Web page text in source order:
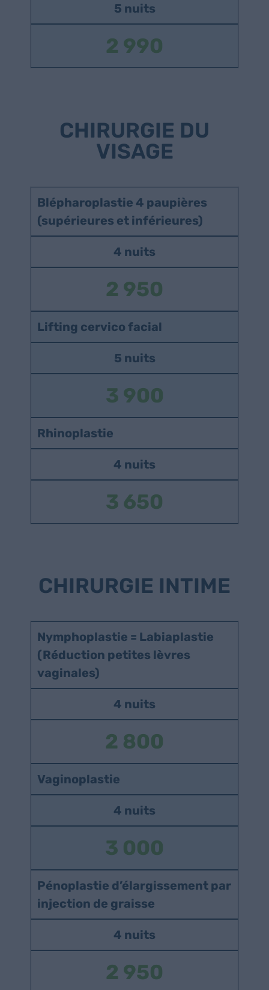
5 nuits
2 990
CHIRURGIE DU
VISAGE
Blépharoplastie 4 paupières
(supérieures et inférieures)
4 nuits
2 950
Lifting cervico facial
5 nuits
3 900
Rhinoplastie
4 nuits
3 650
CHIRURGIE INTIME
Nymphoplastie = Labiaplastie
(Réduction petites lèvres
vaginales)
4 nuits
2 800
Vaginoplastie
4 nuits
3 000
Pénoplastie d’élargissement par
injection de graisse
4 nuits
2 950